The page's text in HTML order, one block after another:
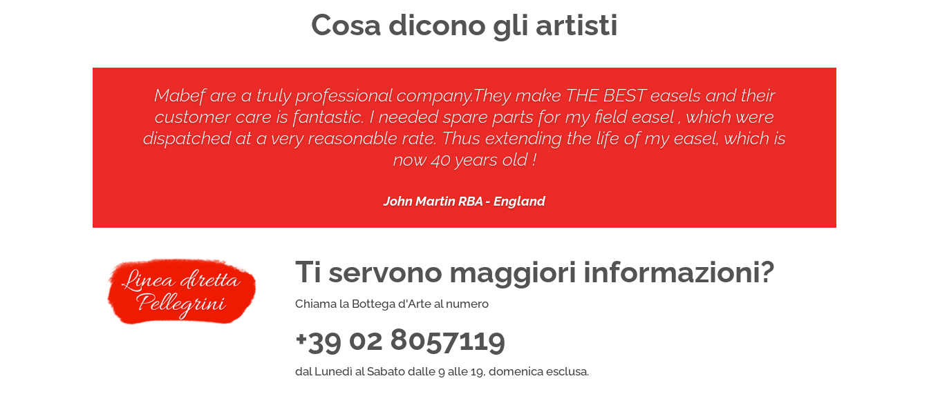
Cosa dicono gli artisti
Mabef are a truly professional company.They make THE BEST easels and their
customer care is fantastic. I needed spare parts for my field easel , which were
dispatched at a very reasonable rate. Thus extending the life of my easel, which is
now 40 years old !
John Martin RBA - England
Ti servono maggiori informazioni?
Chiama la Bottega d'Arte al numero
+39 02 8057119
dal Lunedì al Sabato dalle 9 alle 19, domenica esclusa.